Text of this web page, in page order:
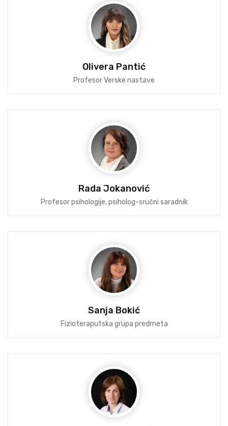
Olivera Pantić
Profesor Verske nastave
Rada Jokanović
Profesor psihologije, psiholog-sručni saradnik
Sanja Bokić
Fizioteraputska grupa predmeta